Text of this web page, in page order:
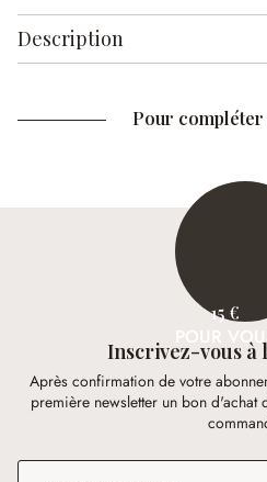
Description
Pour
15 €
POUR VOUS
Inscrivez-vous à
Après confirmation de votre
première newsletter un bon
Adresse e-mail